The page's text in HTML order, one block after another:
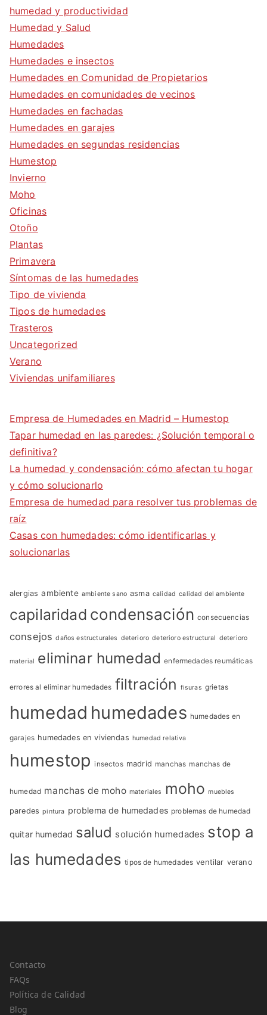
humedad y productividad
Humedad y Salud
Humedades
Humedades e insectos
Humedades en Comunidad de Propietarios
Humedades en comunidades de vecinos
Humedades en fachadas
Humedades en garajes
Humedades en segundas residencias
Humestop
Invierno
Moho
Oficinas
Otoño
Plantas
Primavera
Síntomas de las humedades
Tipo de vivienda
Tipos de humedades
Trasteros
Uncategorized
Verano
Viviendas unifamiliares
Empresa de Humedades en Madrid – Humestop
Tapar humedad en las paredes: ¿Solución temporal o
definitiva?
La humedad y condensación: cómo afectan tu hogar
y cómo solucionarlo
Empresa de humedad para resolver tus problemas de
raíz
Casas con humedades: cómo identificarlas y
solucionarlas
alergias ambiente ambiente sano asma calidad calidad del ambiente
capilaridad condensación consecuencias
consejos daños estructurales deterioro deterioro estructural deterioro
material eliminar humedad enfermedades reumáticas
errores al eliminar humedades filtración fisuras grietas
humedad humedades humedades en
garajes humedades en viviendas humedad relativa
humestop insectos madrid manchas manchas de
humedad manchas de moho materiales moho muebles
paredes pintura problema de humedades problemas de humedad
quitar humedad salud solución humedades stop a
las humedades tipos de humedades ventilar verano
Contacto
FAQs
Política de Calidad
Blog